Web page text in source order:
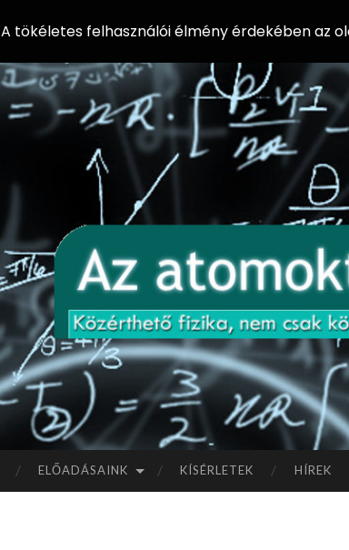
ELŐADÁSAINK KÍSÉRLETEK HÍREK
A tökéletes felhasználói élmény érdekében az